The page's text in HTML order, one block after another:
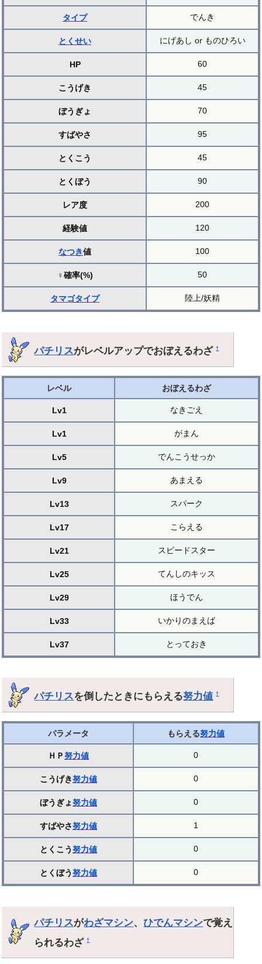
タイプ でんき
とくせい にげあし or ものひろい
HP 60
こうげき 45
ぼうぎょ 70
すばやさ 95
とくこう 45
とくぼう 90
レア度 200
経験値 120
なつき値 100
♀確率(%) 50
タマゴタイプ 陸上/妖精
パチリスがレベルアップでおぼえるわざ†
レベル おぼえるわざ
Lv1 なきごえ
Lv1 がまん
Lv5 でんこうせっか
Lv9 あまえる
Lv13 スパーク
Lv17 こらえる
Lv21 スピードスター
Lv25 てんしのキッス
Lv29 ほうでん
Lv33 いかりのまえば
Lv37 とっておき
パチリスを倒したときにもらえる努力値 †
パラメータ もらえる努力値
ＨＰ努力値 0
こうげき努力値 0
ぼうぎょ努力値 0
すばやさ努力値 1
とくこう努力値 0
とくぼう努力値 0
パチリスがわざマシン、ひでんマシンで覚え
られるわざ†